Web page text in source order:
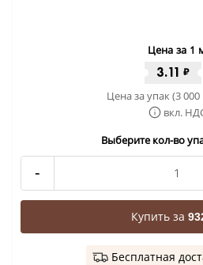
Цена за 1
3.11 ₽
Цена за упак (3
вкл.
Выберите кол-во
-
Купить за
Бесплатная